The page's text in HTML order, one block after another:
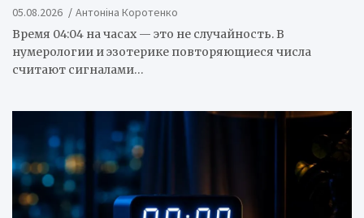
05.08.2026
Антоніна Коротенко
Время 04:04 на часах — это не случайность. В
нумерологии и эзотерике повторяющиеся числа
считают сигналами…